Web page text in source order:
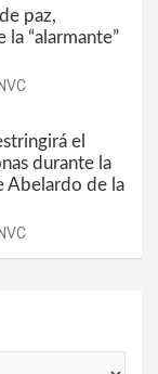
paz,
“alarmante”
el
durante la
Abelardo de la